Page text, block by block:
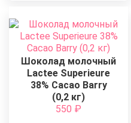
Шоколад молочный
Lactee Superieure
38% Cacao Barry
(0,2 кг)
550 ₽